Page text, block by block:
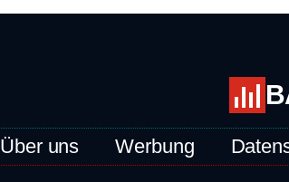
Über uns Werbung